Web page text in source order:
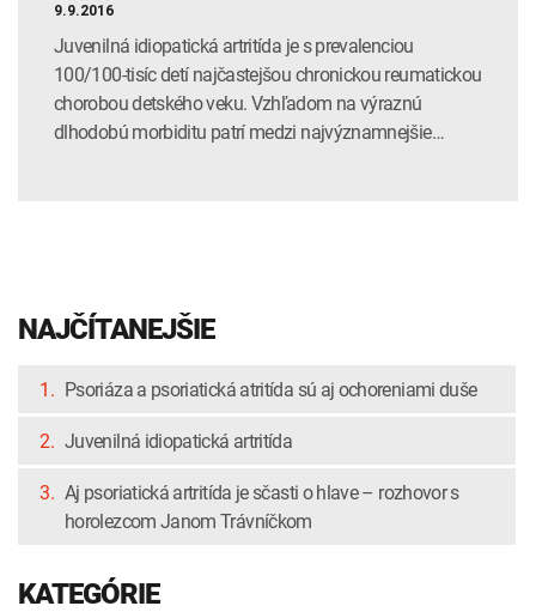
9.9.2016
Juvenilná idiopatická artritída je s prevalenciou
100/100-tisíc detí najčastejšou chronickou reumatickou
chorobou detského veku. Vzhľadom na výraznú
dlhodobú morbiditu patrí medzi najvýznamnejšie…
NAJČÍTANEJŠIE
1. Psoriáza a psoriatická atritída sú aj ochoreniami duše
2. Juvenilná idiopatická artritída
3. Aj psoriatická artritída je sčasti o hlave – rozhovor s
horolezcom Janom Trávníčkom
KATEGÓRIE